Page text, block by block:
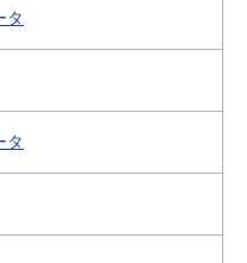
タ
タ